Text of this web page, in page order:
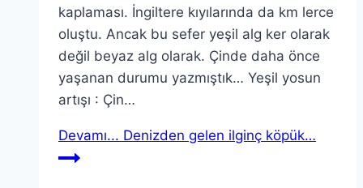
kaplaması. İngiltere kıyılarında da km lerce
oluştu. Ancak bu sefer yeşil alg ker olarak
değil beyaz alg olarak. Çinde daha önce
yaşanan durumu yazmıştık… Yeşil yosun
artışı : Çin…
Devamı... Denizden gelen ilginç köpük…